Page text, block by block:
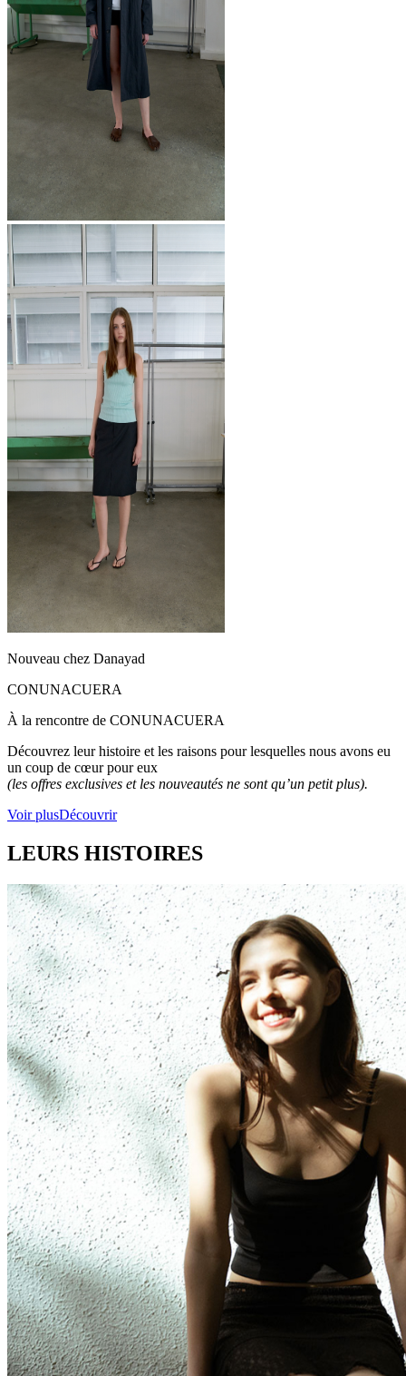
Nouveau chez Danayad
CONUNACUERA
À la rencontre de CONUNACUERA
Découvrez leur histoire et les raisons pour lesquelles nous avons eu
un coup de cœur pour eux
(les offres exclusives et les nouveautés ne sont qu’un petit plus).
Voir plusDécouvrir
LEURS HISTOIRES